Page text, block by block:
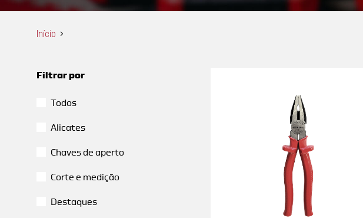
Início
Filtrar por
Todos
Alicates
Chaves de aperto
Corte e medição
Destaques